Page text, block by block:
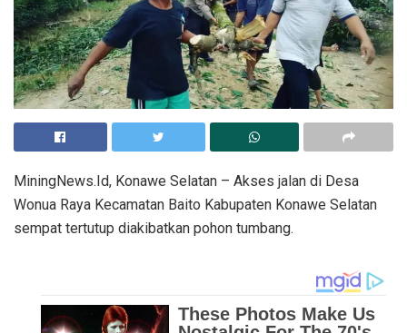
MiningNews.Id, Konawe Selatan – Akses jalan di Desa
Wonua Raya Kecamatan Baito Kabupaten Konawe Selatan
sempat tertutup diakibatkan pohon tumbang.